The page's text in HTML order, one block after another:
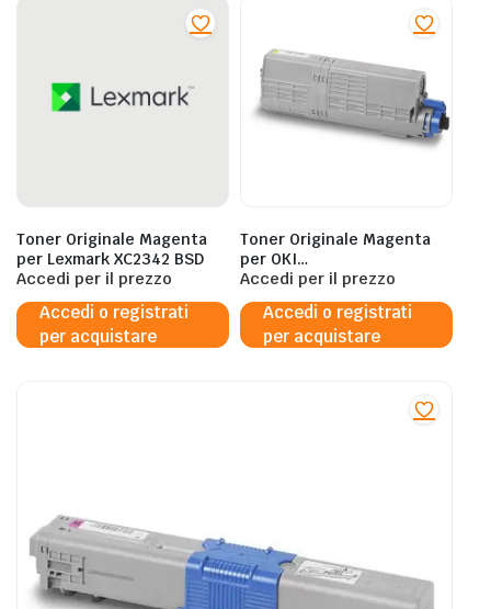
Toner Originale Magenta
per Lexmark XC2342 BSD
Accedi per il prezzo
Accedi o registrati
per acquistare
Toner Originale Magenta
per OKI
C532/MC563/MC573 –
6.000 pagine al 5%
Accedi per il prezzo
Accedi o registrati
per acquistare